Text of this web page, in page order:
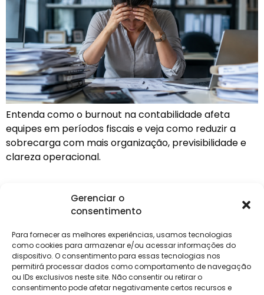
Gerenciar o
consentimento
Para fornecer as melhores experiências, usamos tecnologias
como cookies para armazenar e/ou acessar informações do
dispositivo. O consentimento para essas tecnologias nos
permitirá processar dados como comportamento de navegação
ou IDs exclusivos neste site. Não consentir ou retirar o
consentimento pode afetar negativamente certos recursos e
Entenda como o burnout na contabilidade afeta
equipes em períodos fiscais e veja como reduzir a
sobrecarga com mais organização, previsibilidade e
clareza operacional.
Institucional
Trabalhe
Conosco
Contato
Clientes
Login
Eventos
Contábeis
Holos
NG Essence
Soluções
DP e RH
NG Folha
eKeep